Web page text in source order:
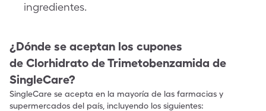
ingredientes.
¿Dónde se aceptan los cupones
de Clorhidrato de Trimetobenzamida de
SingleCare?
SingleCare se acepta en la mayoría de las farmacias y
supermercados del país, incluyendo los siguientes: